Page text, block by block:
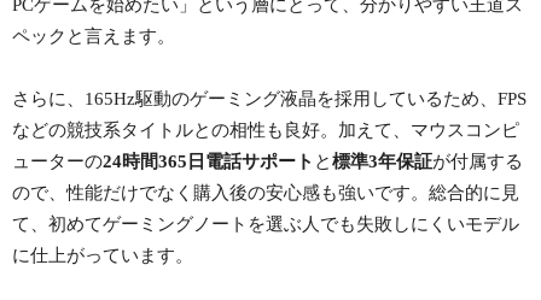
PCゲームを始めたい」という層にとって、分かりやすい王道ス
ペックと言えます。
さらに、165Hz駆動のゲーミング液晶を採用しているため、FPS
などの競技系タイトルとの相性も良好。加えて、マウスコンピ
ューターの24時間365日電話サポート と標準3年保証が付属する
ので、性能だけでなく購入後の安心感も強いです。総合的に見
て、初めてゲーミングノートを選ぶ人でも失敗しにくいモデル
に仕上がっています。